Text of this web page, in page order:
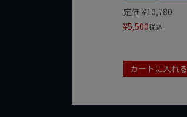
定価 ¥10,780
¥5,500税込
カートに入れる